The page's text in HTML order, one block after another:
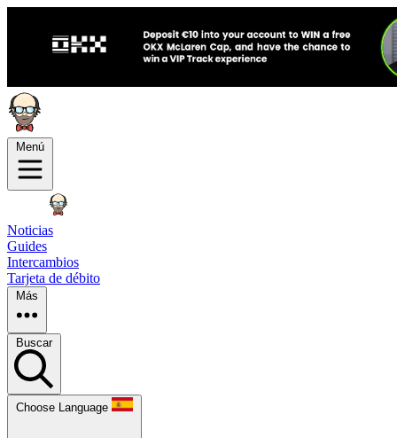
Menú
Noticias
Guides
Intercambios
Tarjeta de débito
Más
Buscar
Choose Language